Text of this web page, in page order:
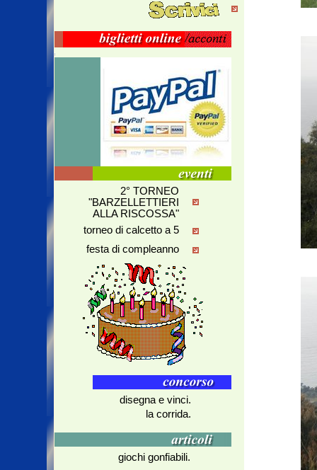
2° TORNEO
"BARZELLETTIERI
ALLA RISCOSSA"
torneo di calcetto a 5
festa di compleanno
disegna e vinci.
la corrida.
giochi gonfiabili.